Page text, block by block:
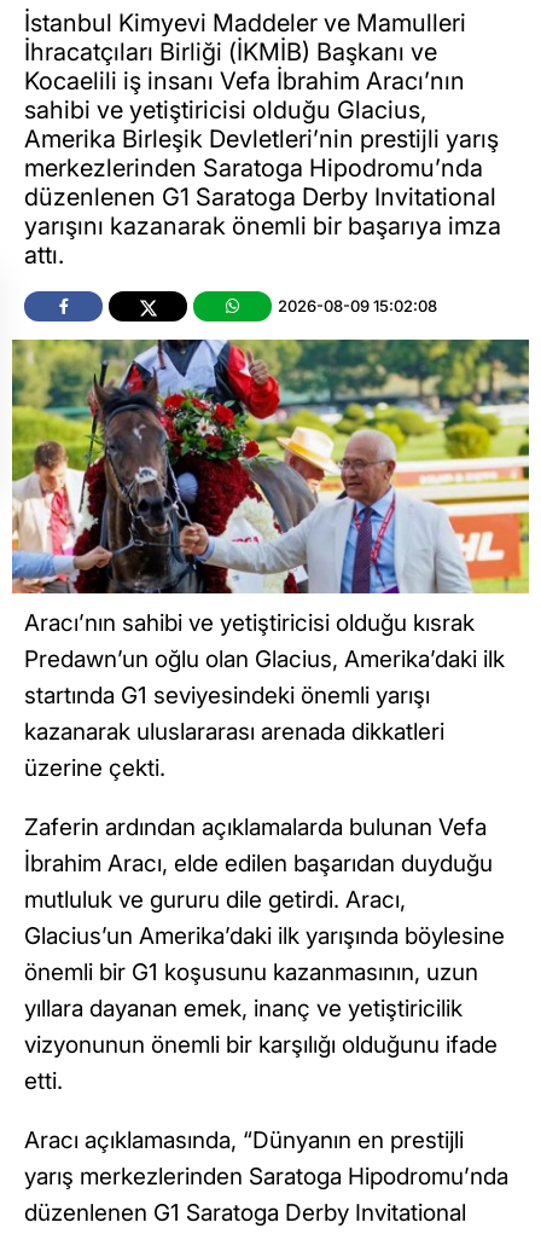
İstanbul Kimyevi Maddeler ve Mamulleri
İhracatçıları Birliği (İKMİB) Başkanı ve
Kocaelili iş insanı Vefa İbrahim Aracı’nın
sahibi ve yetiştiricisi olduğu Glacius,
Amerika Birleşik Devletleri’nin prestijli yarış
merkezlerinden Saratoga Hipodromu’nda
düzenlenen G1 Saratoga Derby Invitational
yarışını kazanarak önemli bir başarıya imza
attı.
2026-08-09 15:02:08
Aracı’nın sahibi ve yetiştiricisi olduğu kısrak
Predawn’un oğlu olan Glacius, Amerika’daki ilk
startında G1 seviyesindeki önemli yarışı
kazanarak uluslararası arenada dikkatleri
üzerine çekti.
Zaferin ardından açıklamalarda bulunan Vefa
İbrahim Aracı, elde edilen başarıdan duyduğu
mutluluk ve gururu dile getirdi. Aracı,
Glacius’un Amerika’daki ilk yarışında böylesine
önemli bir G1 koşusunu kazanmasının, uzun
yıllara dayanan emek, inanç ve yetiştiricilik
vizyonunun önemli bir karşılığı olduğunu ifade
etti.
Aracı açıklamasında, “Dünyanın en prestijli
yarış merkezlerinden Saratoga Hipodromu’nda
düzenlenen G1 Saratoga Derby Invitational